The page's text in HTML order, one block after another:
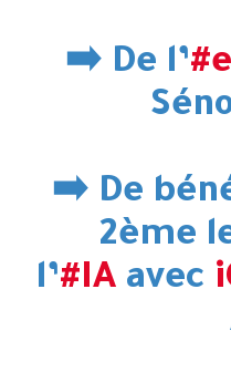
➡️ De l’
➡️ De
2ème
l’#IAavec